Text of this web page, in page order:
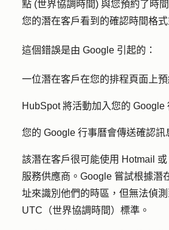
點 (世界協調時間) 與您預約了時
您的潛在客戶看到的確認時間格
這個錯誤是由 Google 引起的：
一位潛在客戶在您的排程頁面上預
HubSpot 將活動加入您的 Google
您的 Google 行事曆會傳送確認訊
該潛在客戶很可能使用 Hotmail
服務供應商。Google 嘗試根據潛
址來識別他們的時區，但無法偵
UTC（世界協調時間）標準。